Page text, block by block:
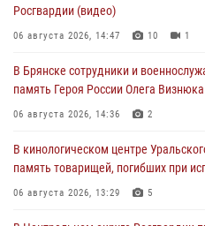
Росгвардии (видео)
06 августа 2026, 14:47 10 1
В Брянске сотрудники и
память Героя России Олега Визнюка
06 августа 2026, 14:36 2
В кинологическом центре
память товарищей, погибших при
06 августа 2026, 13:29 5